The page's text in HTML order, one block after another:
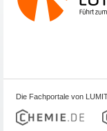
Die Fachportale von